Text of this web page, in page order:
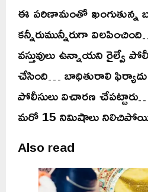
ఈ పరిణామంతో ఖంగుతున్న
కన్నీరుమున్నీరుగా
వస్తువులు ఉన్నాయని రైల్వే
చేసింది… బాధితురాలి ఫిర్యాదు
పోలీసులు విచారణ
మరో 15 నిమిషాలు
Also read